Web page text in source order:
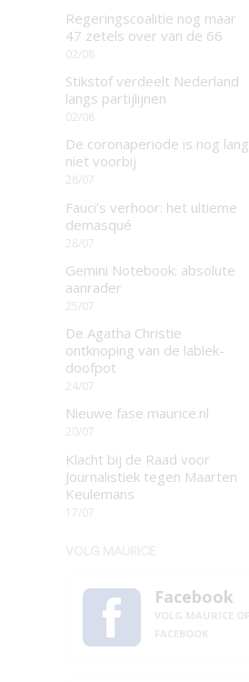
Regeringscoalitie nog maar
47 zetels over van de 66
02/08
Stikstof verdeelt Nederland
langs partijlijnen
02/08
De coronaperiode is nog lang
niet voorbij
28/07
Fauci’s verhoor: het ultieme
demasqué
28/07
Gemini Notebook: absolute
aanrader
25/07
De Agatha Christie
ontknoping van de lablek-
doofpot
24/07
Nieuwe fase maurice.nl
20/07
Klacht bij de Raad voor
Journalistiek tegen Maarten
Keulemans
17/07
Facebook